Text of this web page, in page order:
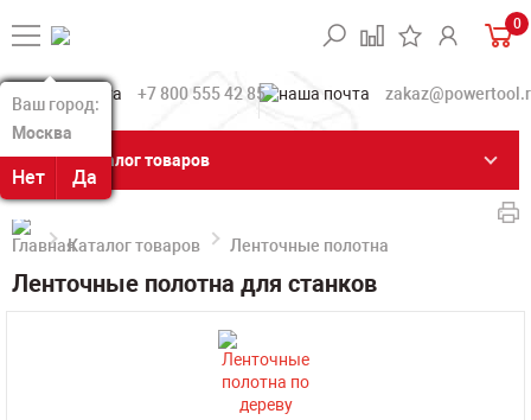
Ваш город:
Москва
Нет Да
Ваш город:
Москва
Нет Да
0
+7 800 555 42 85
Каталог товаров
Каталог товаров Ленточные полотна
Ленточные полотна для станков